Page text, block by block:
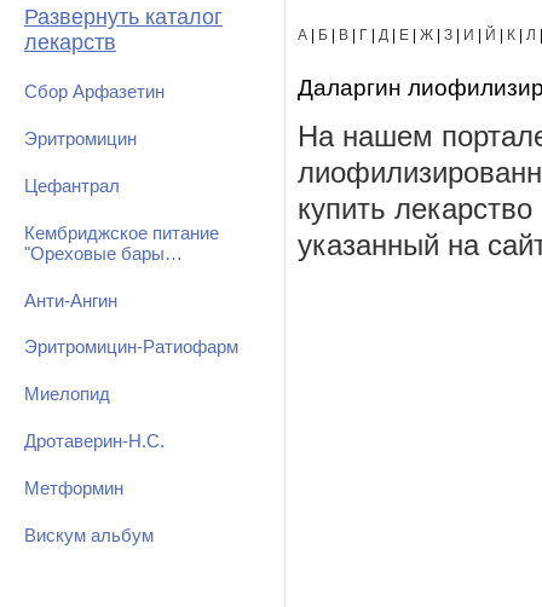
Развернуть каталог
лекарств
Сбор Арфазетин
Эритромицин
Цефантрал
Кембриджское питание
"Ореховые бары…
Анти-Ангин
Эритромицин-Ратиофарм
Миелопид
Дротаверин-Н.С.
Метформин
Вискум альбум
А Б В Г Д Е Ж З И Й К Л
Даларгин
На нашем
купить
указанный на